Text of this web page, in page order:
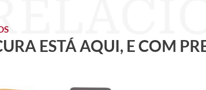
ESTÁ AQUI, E COM